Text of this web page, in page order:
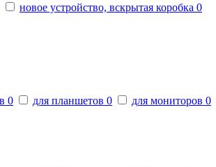
новое устройство, вскрытая коробка 0
0 для планшетов 0 для мониторов 0